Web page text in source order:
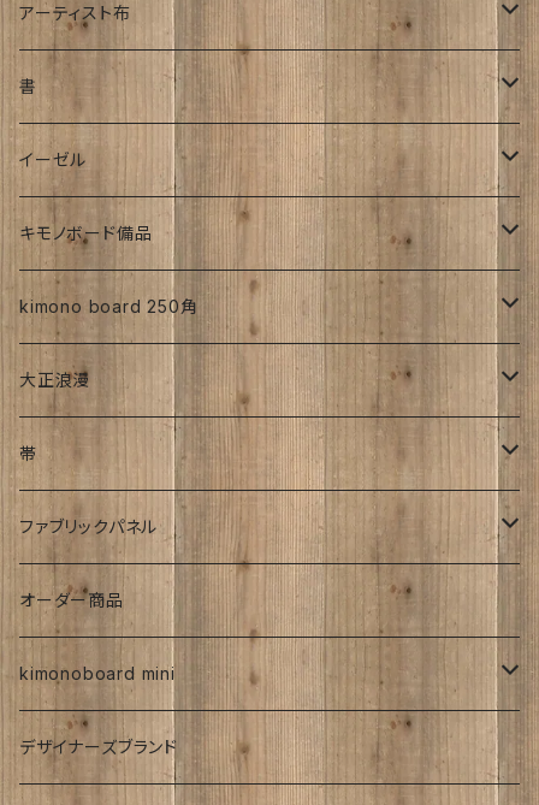
刺繍入り
帯
その他
明治時代
大正時代
昭和初期S25年前
お花
アーティスト布
工房チリントゥさん
ち江すさん
詩入り
沖縄：カタチキ
愛知:アイヒラコ
書
伊藤瑞賢氏
雑誌
CLasism
イーゼル
27ｃｍサイズから上
キモノボード備品
イーゼル
文字入れ
伊藤髄賢氏
風呂敷
強力磁石内臓
時計
kimono board 250角
平成着物
ろうけつ染め
昭和中期の着物
お召
大正浪漫
アンティーク
ユーモア
帯
アンティーク
お祝い
ファブリックパネル
着物柄
紅型
オーダー商品
kimonoboard mini
絹
デザイナーズブランド